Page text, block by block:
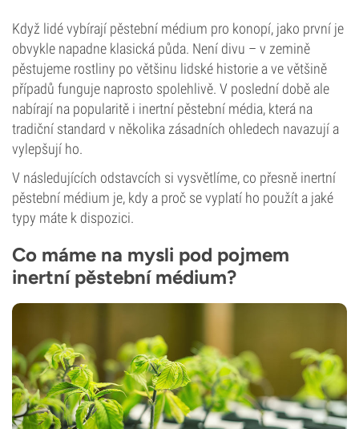
Když lidé vybírají pěstební médium pro konopí, jako první je
obvykle napadne klasická půda. Není divu – v zemině
pěstujeme rostliny po většinu lidské historie a ve většině
případů funguje naprosto spolehlivě. V poslední době ale
nabírají na popularitě i inertní pěstební média, která na
tradiční standard v několika zásadních ohledech navazují a
vylepšují ho.
V následujících odstavcích si vysvětlíme, co přesně inertní
pěstební médium je, kdy a proč se vyplatí ho použít a jaké
typy máte k dispozici.
Co máme na mysli pod pojmem
inertní pěstební médium?